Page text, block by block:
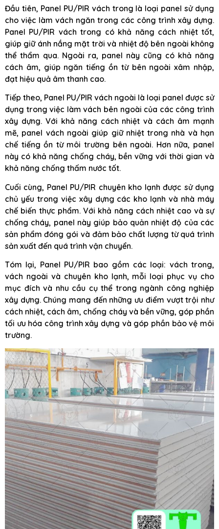
Đầu tiên, Panel PU/PIR vách trong là loại panel sử dụng
cho việc làm vách ngăn trong các công trình xây dựng.
Panel PU/PIR vách trong có khả năng cách nhiệt tốt,
giúp giữ ánh nắng mặt trời và nhiệt độ bên ngoài không
thể thẩm qua. Ngoài ra, panel này cũng có khả năng
cách âm, giúp ngăn tiếng ồn từ bên ngoài xâm nhập,
đạt hiệu quả âm thanh cao.
Tiếp theo, Panel PU/PIR vách ngoài là loại panel được sử
dụng trong việc làm vách bên ngoài của các công trình
xây dựng. Với khả năng cách nhiệt và cách âm mạnh
mẽ, panel vách ngoài giúp giữ nhiệt trong nhà và hạn
chế tiếng ồn từ môi trường bên ngoài. Hơn nữa, panel
này có khả năng chống cháy, bền vững với thời gian và
khả năng chống thấm nước tốt.
Cuối cùng, Panel PU/PIR chuyên kho lạnh được sử dụng
chủ yếu trong việc xây dựng các kho lạnh và nhà máy
chế biến thực phẩm. Với khả năng cách nhiệt cao và sự
chống cháy, panel này giúp bảo quản nhiệt độ của các
sản phẩm đóng gói và đảm bảo chất lượng từ quá trình
sản xuất đến quá trình vận chuyển.
Tóm lại, Panel PU/PIR bao gồm các loại: vách trong,
vách ngoài và chuyên kho lạnh, mỗi loại phục vụ cho
mục đích và nhu cầu cụ thể trong ngành công nghiệp
xây dựng. Chúng mang đến những ưu điểm vượt trội như
cách nhiệt, cách âm, chống cháy và bền vững, góp phần
tối ưu hóa công trình xây dựng và góp phần bảo vệ môi
trường.